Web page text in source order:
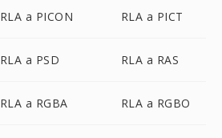
RLA a PICON RLA a PICT
RLA a PSD RLA a RAS
RLA a RGBA RLA a RGBO